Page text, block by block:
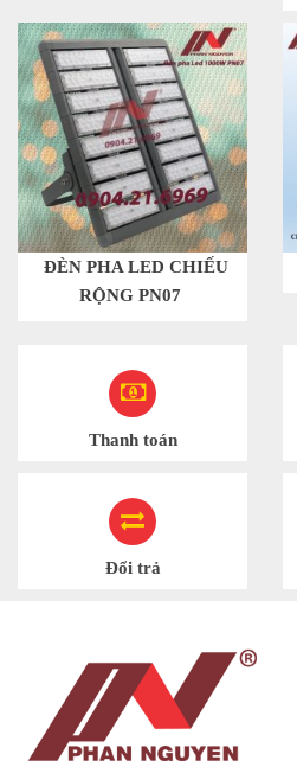
ĐÈN PHA LED CHIẾU
RỘNG PN07
Thanh toán
Đổi trả